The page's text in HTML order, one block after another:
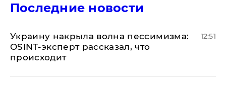
Последние новости
​Украину накрыла волна пессимизма:
OSINT-эксперт рассказал, что
происходит
12:51